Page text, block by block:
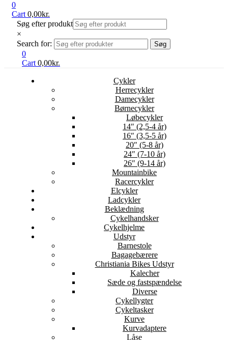
0
Cart 0,00kr.
Søg efter produkt
×
Search for:
Søg
0
Cart 0,00kr.
Cykler
Herrecykler
Damecykler
Børnecykler
Løbecykler
14″ (2,5-4 år)
16″ (3,5-5 år)
20″ (5-8 år)
24″ (7-10 år)
26″ (9-14 år)
Mountainbike
Racercykler
Elcykler
Ladcykler
Beklædning
Cykelhandsker
Cykelhjelme
Udstyr
Barnestole
Bagagebærere
Christiania Bikes Udstyr
Kalecher
Sæde og fastspændelse
Diverse
Cykellygter
Cykeltasker
Kurve
Kurvadaptere
Låse